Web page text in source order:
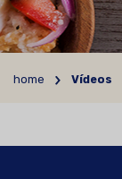
home Vídeos